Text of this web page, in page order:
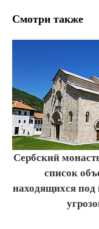
Смотри также
Сербский
список
находящихся